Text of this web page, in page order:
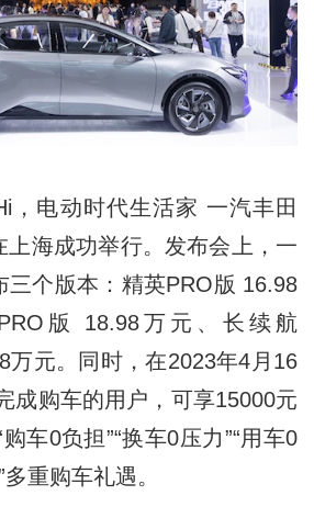
电动时代生活家 一汽丰田
上海成功举行。发布会上，一
三个版本：精英PRO版 16.98
版 18.98万元、长续航
万元。同时，在2023年4月16
成购车的用户，可享15000元
车0负担”“换车0压力”“用车0
重购车礼遇。